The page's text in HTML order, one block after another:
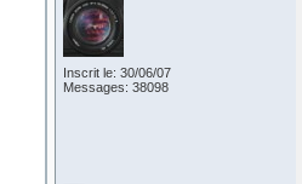
Inscrit le: 30/06/07
Messages: 38098